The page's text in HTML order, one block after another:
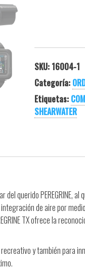
SKU: 16004-1
Categoría:
Etiquetas:
SHEARWATER
del querido
de aire por
TX ofrece la
y también para